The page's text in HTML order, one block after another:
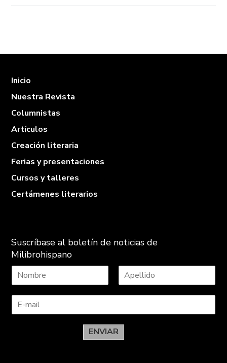
Inicio
Nuestra Revista
Columnistas
Artículos
Creación literaria
Ferias y presentaciones
Cursos y talleres
Certámenes literarios
Suscríbase al boletín de noticias de
Milibrohispano
o
b
p
l
d
ENVIAR